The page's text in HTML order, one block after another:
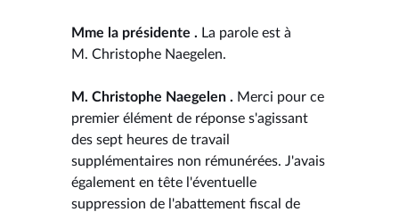
Mme la présidente . La parole est à
M. Christophe Naegelen.
M. Christophe Naegelen . Merci pour ce
premier élément de réponse s'agissant
des sept heures de travail
supplémentaires non rémunérées. J'avais
également en tête l'éventuelle
suppression de l'abattement fiscal de